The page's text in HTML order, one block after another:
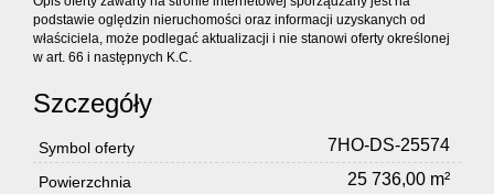
podstawie oględzin nieruchomości oraz informacji uzyskanych od
właściciela, może podlegać aktualizacji i nie stanowi oferty określonej
w art. 66 i następnych K.C.
Szczegóły
Symbol oferty 7HO-DS-25574
Powierzchnia 25 736,00 m²